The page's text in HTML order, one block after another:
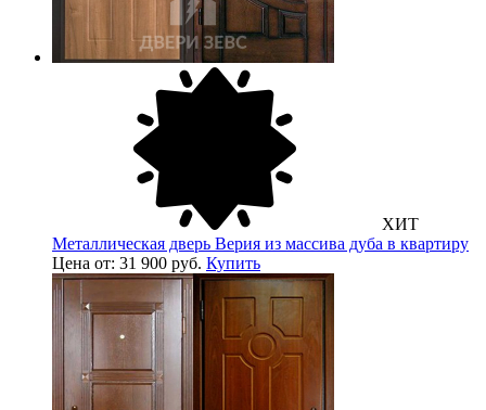
ХИТ
Металлическая дверь Верия из массива дуба в квартиру
Цена от: 31 900 руб. Купить